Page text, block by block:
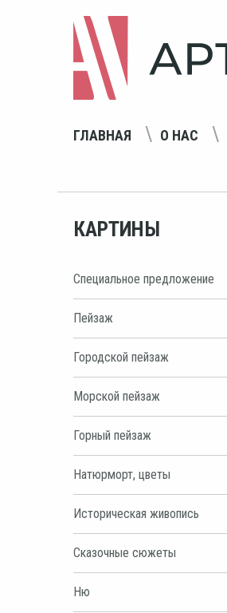
ГЛАВНАЯ О НАС
КАРТИНЫ
Специальное предложение
Пейзаж
Городской пейзаж
Морской пейзаж
Горный пейзаж
Натюрморт, цветы
Историческая живопись
Сказочные сюжеты
Ню